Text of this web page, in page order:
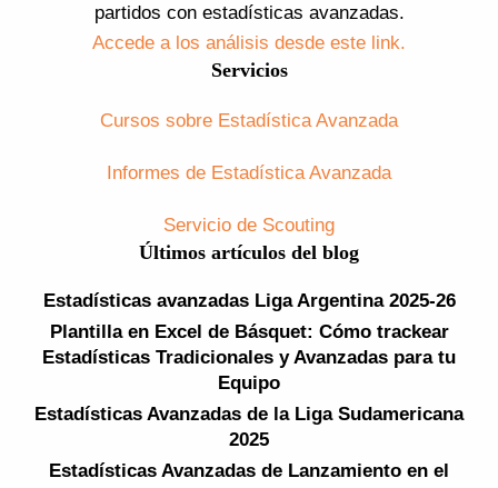
partidos con estadísticas avanzadas.
Accede a los análisis desde este link.
Servicios
Cursos sobre Estadística Avanzada
Informes de Estadística Avanzada
Servicio de Scouting
Últimos artículos del blog
Estadísticas avanzadas Liga Argentina 2025-26
Plantilla en Excel de Básquet: Cómo trackear
Estadísticas Tradicionales y Avanzadas para tu
Equipo
Estadísticas Avanzadas de la Liga Sudamericana
2025
Estadísticas Avanzadas de Lanzamiento en el